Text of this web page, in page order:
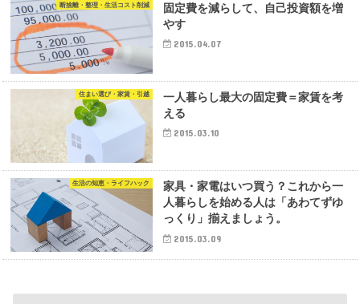
断捨離・整理・生活コスト削減
固定費を減らして、自己投資額を増
やす
2015.04.07
住まい選び・家賃・引越
一人暮らし最大の固定費＝家賃を考
える
2015.03.10
生活の知恵・ライフハック
家具・家電はいつ買う？これから一
人暮らしを始める人は「あわてずゆ
っくり」揃えましょう。
2015.03.09